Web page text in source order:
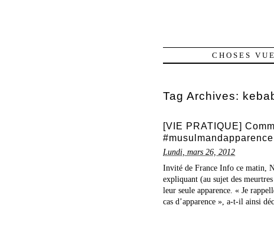
CHOSES
Tag Archives:
[VIE PRATIQUE]
#musulmandapparence
Lundi, mars 26, 2012
Invité de France Info ce matin,
expliquant (au sujet des
leur seule apparence. « Je
cas d’apparence », a-t-il ainsi